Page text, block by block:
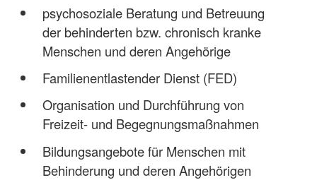
psychosoziale Beratung und Betreuung
der behinderten bzw. chronisch kranke
Menschen und deren Angehörige
Familienentlastender Dienst (FED)
Organisation und Durchführung von
Freizeit- und Begegnungsmaßnahmen
Bildungsangebote für Menschen mit
Behinderung und deren Angehörigen